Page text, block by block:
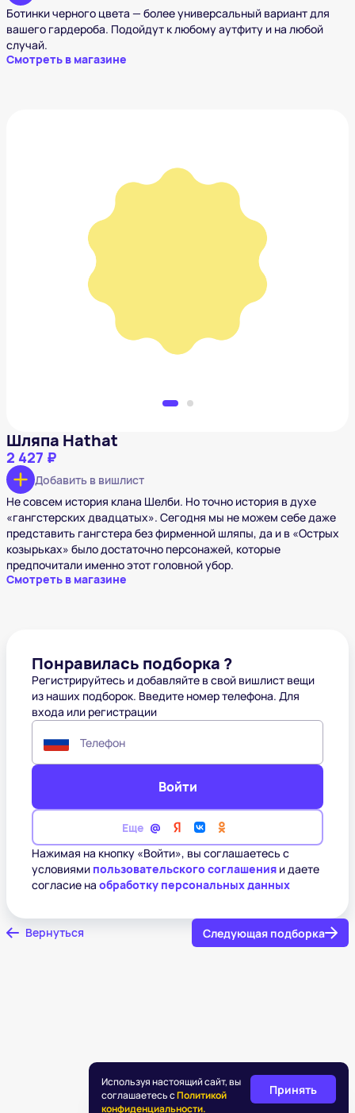
Ботинки черного цвета — более универсальный вариант для
вашего гардероба. Подойдут к любому аутфиту и на любой
случай.
Смотреть в магазине
Шляпа Hathat
2 427 ₽
Добавить в вишлист
Не совсем история клана Шелби. Но точно история в духе
«гангстерских двадцатых». Сегодня мы не можем себе даже
представить гангстера без фирменной шляпы, да и в «Острых
козырьках»‎ было достаточно персонажей, которые
предпочитали именно этот головной убор.
Смотреть в магазине
Понравилась подборка ?
Регистрируйтесь и добавляйте в свой вишлист вещи
из наших подборок. Введите номер телефона. Для
входа или регистрации
Телефон
Войти
Еще
Нажимая на кнопку «Войти», вы соглашаетесь с
условиями пользовательского соглашения и даете
согласие на обработку персональных данных
Вернуться Следующая подборка
Используя настоящий сайт, вы
соглашаетесь сПолитикой
конфиденциальности.
Принять